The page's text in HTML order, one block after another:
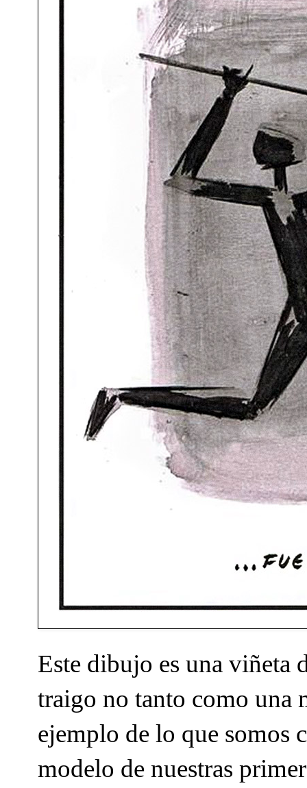
Este dibujo es una viñeta
traigo no tanto como una
ejemplo de lo que somos
modelo de nuestras